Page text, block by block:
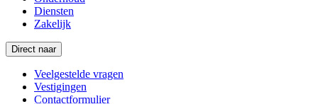
Diensten
Zakelijk
Direct naar
Veelgestelde vragen
Vestigingen
Contactformulier